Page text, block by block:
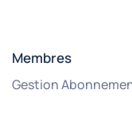
Membres
Gestion